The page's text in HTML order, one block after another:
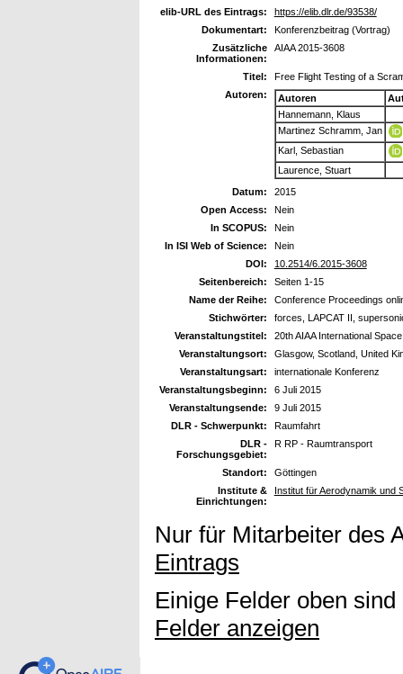
elib-URL des Eintrags:
https://elib.dlr.de/93538/
Dokumentart:
Konferenzbeitrag (Vortrag)
Zusätzliche
Informationen:
AIAA 2015-3608
Titel:
Free Flight Testing of a
Autoren:
Autoren
Hannemann, Klaus
Martinez Schramm, Jan
Karl, Sebastian
Laurence, Stuart
Datum:
2015
Open Access:
Nein
In SCOPUS:
Nein
In ISI Web of Science:
Nein
DOI:
10.2514/6.2015-3608
Seitenbereich:
Seiten 1-15
Name der Reihe:
Conference Proceedings
Stichwörter:
forces, LAPCAT II,
Veranstaltungstitel:
20th AIAA International
Veranstaltungsort:
Glasgow, Scotland, United
Veranstaltungsart:
internationale Konferenz
Veranstaltungsbeginn:
6 Juli 2015
Veranstaltungsende:
9 Juli 2015
DLR - Schwerpunkt:
Raumfahrt
DLR -
Forschungsgebiet:
R RP - Raumtransport
Standort:
Göttingen
Institute &
Einrichtungen:
Institut für Aerodynamik und
Nur für Mitarbeiter des
Eintrags
Einige Felder oben
Felder anzeigen